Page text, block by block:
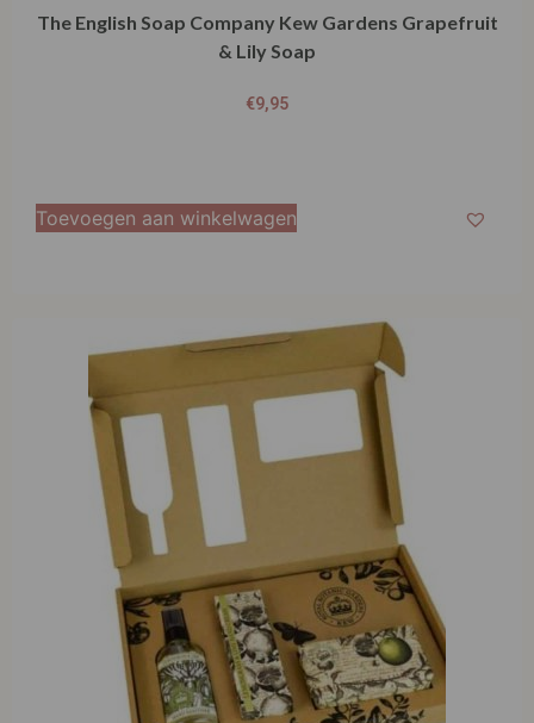
The English Soap Company Kew Gardens Grapefruit
& Lily Soap
€9,95
Toevoegen aan winkelwagen